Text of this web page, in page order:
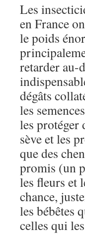
Les
en France
le poids
retarder au-
dégâts
les
les protéger
sève et les
que des
promis (un
les fleurs et
chance,
les bébêtes
celles qui